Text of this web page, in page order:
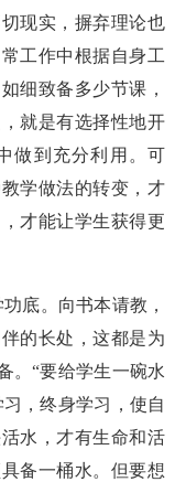
现实，摒弃理论也
工作中根据自身工
细致备多少节课，
就是有选择性地开
做到充分利用。可
学做法的转变，才
才能让学生获得更
底。向书本请教，
的长处，这都是为
。“要给学生一碗水
，终身学习，使自
水，才有生命和活
备一桶水。但要想